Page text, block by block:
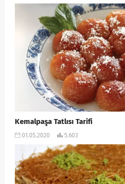
Kemalpaşa Tatlısı Tarifi
01.05.2020 5.603